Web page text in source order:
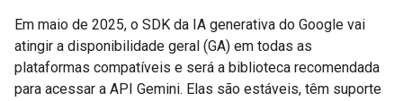
Em maio de 2025, o SDK da IA generativa do Google vai
atingir a disponibilidade geral (GA) em todas as
plataformas compatíveis e será a biblioteca recomendada
para acessar a API Gemini. Elas são estáveis, têm suporte